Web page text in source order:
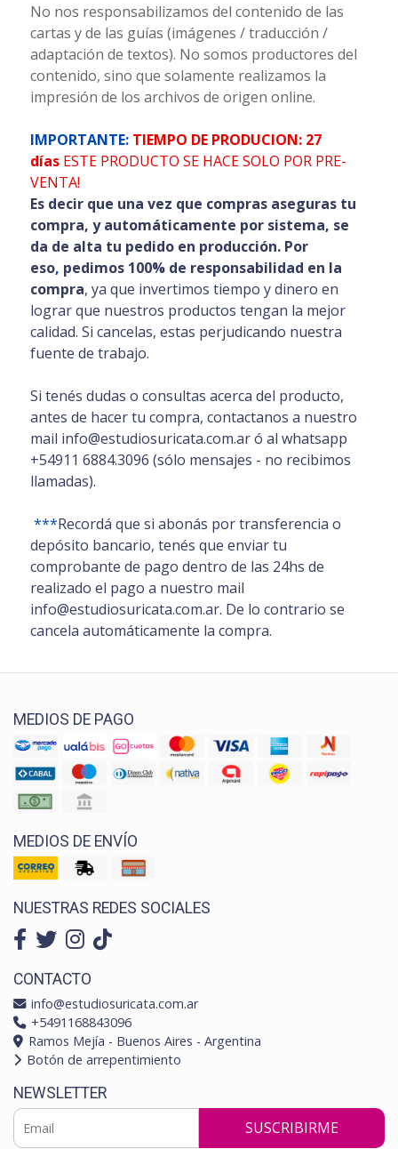
No nos responsabilizamos del contenido de las
cartas y de las guías (imágenes / traducción /
adaptación de textos). No somos productores del
contenido, sino que solamente realizamos la
impresión de los archivos de origen online.
IMPORTANTE: TIEMPO DE PRODUCION: 27
días ESTE PRODUCTO SE HACE SOLO POR PRE-
VENTA!
Es decir que una vez que compras aseguras tu
compra, y automáticamente por sistema, se
da de alta tu pedido en producción. Por
eso, pedimos 100% de responsabilidad en la
compra, ya que invertimos tiempo y dinero en
lograr que nuestros productos tengan la mejor
calidad. Si cancelas, estas perjudicando nuestra
fuente de trabajo.
Si tenés dudas o consultas acerca del producto,
antes de hacer tu compra, contactanos a nuestro
mail info@estudiosuricata.com.ar ó al whatsapp
+54911 6884.3096 (sólo mensajes - no recibimos
llamadas).
***Recordá que si abonás por transferencia o
depósito bancario, tenés que enviar tu
comprobante de pago dentro de las 24hs de
realizado el pago a nuestro mail
info@estudiosuricata.com.ar. De lo contrario se
cancela automáticamente la compra.
MEDIOS DE PAGO
MEDIOS DE ENVÍO
NUESTRAS REDES SOCIALES
CONTACTO
info@estudiosuricata.com.ar
+5491168843096
Ramos Mejía - Buenos Aires - Argentina
Botón de arrepentimiento
NEWSLETTER
SUSCRIBIRME